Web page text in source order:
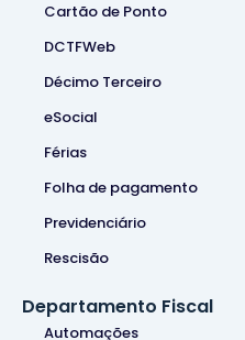
Cartão de Ponto
DCTFWeb
Décimo Terceiro
eSocial
Férias
Folha de pagamento
Previdenciário
Rescisão
Departamento Fiscal
Automações